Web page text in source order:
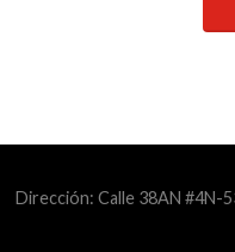
Dirección: Calle 38AN #4N-